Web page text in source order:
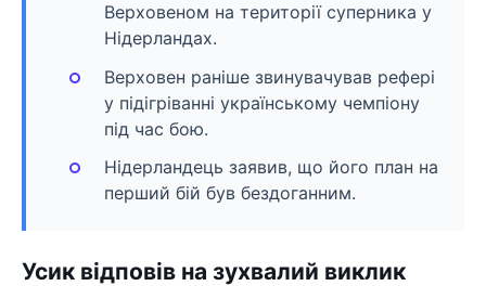
Верховеном на території суперника у
Нідерландах.
Верховен раніше звинувачував рефері
у підігріванні українському чемпіону
під час бою.
Нідерландець заявив, що його план на
перший бій був бездоганним.
Усик відповів на зухвалий виклик